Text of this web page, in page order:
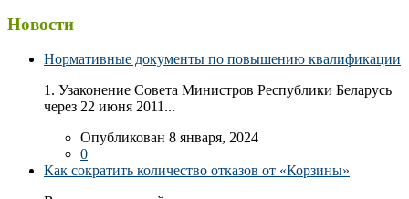
Новости
Нормативные документы по повышению квалификации
1. Узаконение Совета Министров Республики Беларусь
через 22 июня 2011...
Опубликован 8 января, 2024
0
Как сократить количество отказов от «Корзины»